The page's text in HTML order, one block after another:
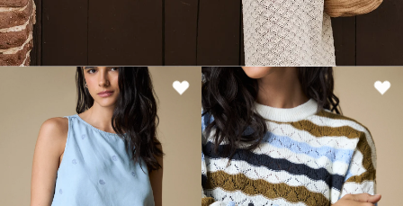
Camisa manga sisa cuello redondo - Azul
Favoritos
Suéter tejido cuello redondo y